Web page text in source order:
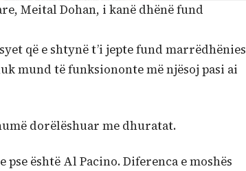
Meital Dohan, i kanë dhënë fund
që e shtynë t’i jepte fund marrëdhënies
mund të funksiononte më njësoj pasi ai
dorëlëshuar me dhuratat.
është Al Pacino. Diferenca e moshës